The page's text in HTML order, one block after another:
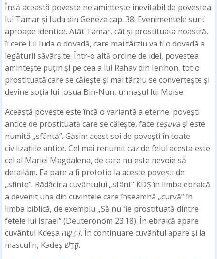
Însă această poveste ne amintește inevitabil de povestea
lui Tamar și Iuda din Geneza cap. 38. Evenimentele sunt
aproape identice. Atât Tamar, cât și prostituata noastră,
îi cere lui Iuda o dovadă, care mai târziu va fi o dovadă a
legăturii săvârșite. Într-o altă ordine de idei, povestea
amintește puțin și pe cea a lui Rahav din Ierihon, tot o
prostituată care se căiește și mai târziu se convertește și
devine soția lui Iosua Bin-Nun, urmașul lui Moise.
Această poveste este încă o variantă a eternei povești
antice de prostituată care se căiește, face teșuva și este
numită „sfântă”. Găsim acest soi de povești în toate
civilizațiile antice. Cel mai renumit caz de felul acesta este
cel al Mariei Magdalena, de care nu este nevoie să
detailăm. Ea pare a fi prototip la aceste povești de
„sfinte”. Rădăcina cuvântului „sfânt” KDȘ în limba ebraică
a devenit una din cuvintele care înseamnă „curvă” în
limba biblică, de exemplu „Să nu fie prostituată dintre
fetele lui Israel” (Deuteronom 23:18). În ebraică apare
cuvântul Kdeșa קְדֵשָׁה. În continuare cuvântul apare și la
masculin, Kadeș קָדֵשׁ.